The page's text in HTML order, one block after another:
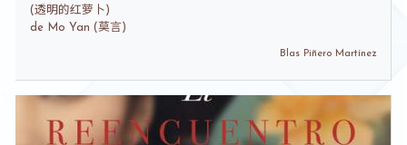
(透明的红萝卜)
de Mo Yan (莫言)
Blas Piñero Martínez